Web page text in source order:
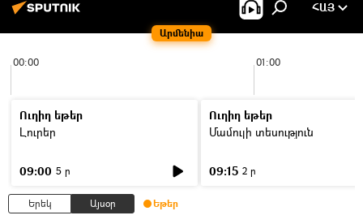
Արմենիա
ՀԱՅ
00:00 01:00
Ուղիղ եթեր
Լուրեր
09:00 5 ր
Ուղիղ եթեր
Մամուլի տեսություն
09:15 2 ր
Երեկ Այսօր Եթեր